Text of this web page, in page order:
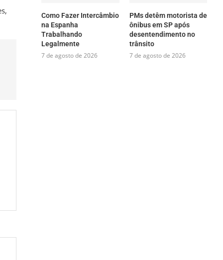
Como Fazer Intercâmbio
na Espanha
Trabalhando
Legalmente
7 de agosto de 2026
PMs detêm motorista de
ônibus em SP após
desentendimento no
trânsito
7 de agosto de 2026